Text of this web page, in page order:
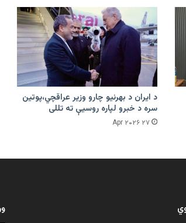
د ایران د بهرنیو چارو وزیر عراقچي،پوتین
سره د خبرو لپاره روسیې ته تللی
۲۷ Apr ۲۰۲۶